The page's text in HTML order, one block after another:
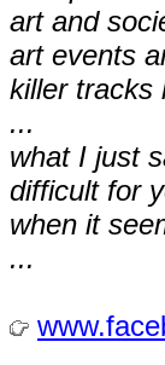
art and
art events
killer tracks
...
what I just
difficult for
when it
...